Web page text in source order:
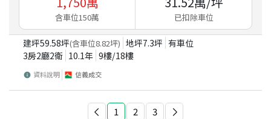
含車位150萬 已扣除車位
建坪59.58坪(含車位8.82坪) 地坪7.3坪 有車位
3房2廳2衛 10.1年 9樓/18樓
資料說明 信義成交
1 2 3